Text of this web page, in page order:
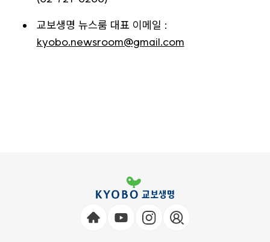
교보생명 뉴스룸 대표 이메일 :
kyobo.newsroom@gmail.com